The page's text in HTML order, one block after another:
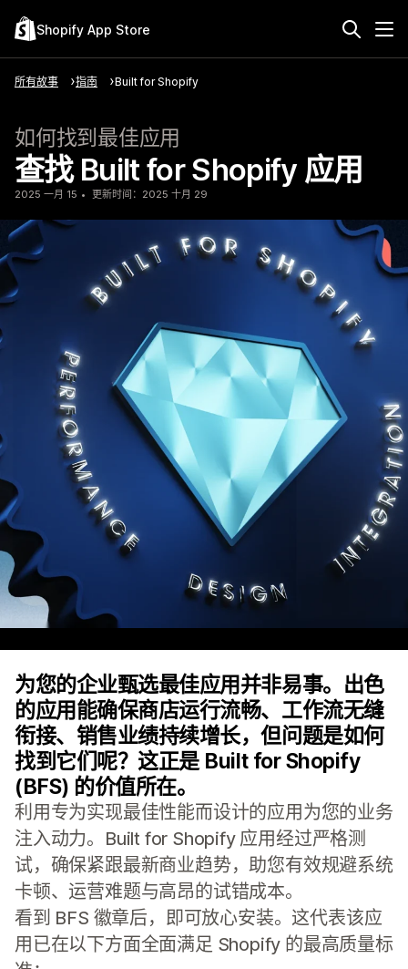
Shopify App Store
所有故事 指南 Built for Shopify
如何找到最佳应用
查找 Built for Shopify 应用
2025 一月 15 更新时间：2025 十月 29
为您的企业甄选最佳应用并非易事。出色
的应用能确保商店运行流畅、工作流无缝
衔接、销售业绩持续增长，但问题是如何
找到它们呢？这正是 Built for Shopify
(BFS) 的价值所在。
利用专为实现最佳性能而设计的应用为您的业务
注入动力。Built for Shopify 应用经过严格测
试，确保紧跟最新商业趋势，助您有效规避系统
卡顿、运营难题与高昂的试错成本。
看到 BFS 徽章后，即可放心安装。这代表该应
用已在以下方面全面满足 Shopify 的最高质量标